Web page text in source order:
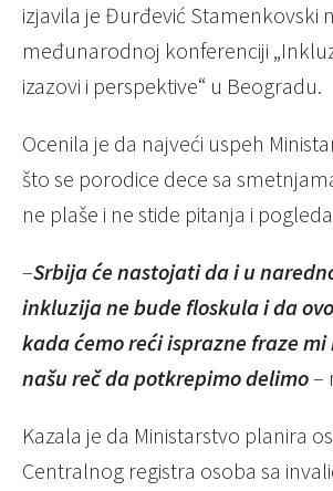
izjavila je Đurđević Stamenkovski
međunarodnoj konferenciji
izazovi i perspektive“ u Beogradu.
Ocenila je da najveći uspeh
što se porodice dece sa
ne plaše i ne stide pitanja i
–Srbija će nastojati da i u
inkluzija ne bude floskula i da
kada ćemo reći isprazne fraze
našu reč da potkrepimo delimo–
Kazala je da Ministarstvo planira
Centralnog registra osoba sa